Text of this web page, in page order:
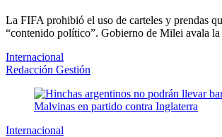
La FIFA prohibió el uso de carteles y prendas
“contenido político”. Gobierno de Milei avala la
Internacional
Redacción Gestión
Internacional